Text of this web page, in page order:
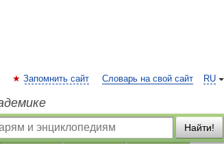
RU
Запомнить сайт Словарь на свой сайт
Найти!